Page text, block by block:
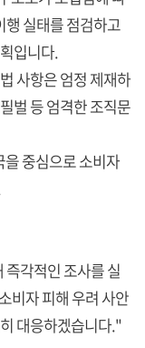
행 실태를 점검하고
입니다.
사항은 엄정 제재하
벌 등 엄격한 조직문
중심으로 소비자
각적인 조사를 실
비자 피해 우려 사안
대응하겠습니다."